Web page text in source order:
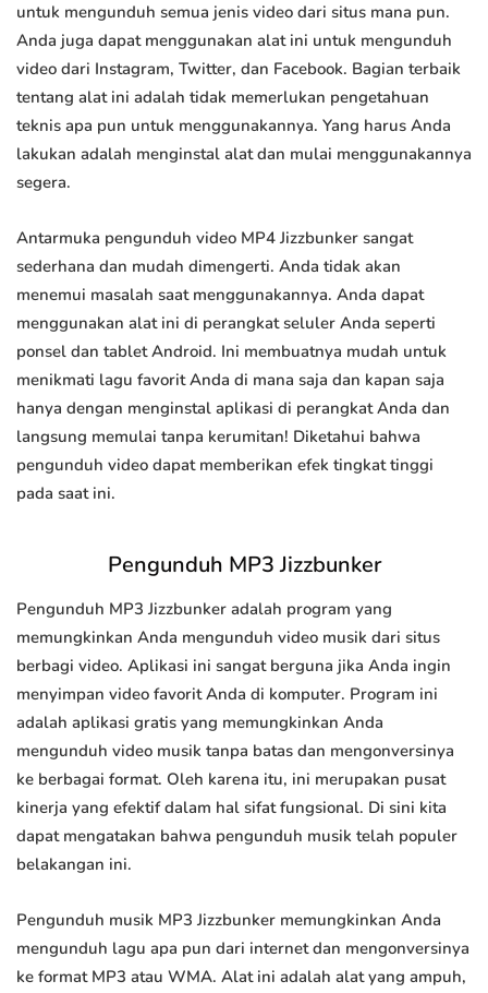
untuk mengunduh semua jenis video dari situs mana pun.
Anda juga dapat menggunakan alat ini untuk mengunduh
video dari Instagram, Twitter, dan Facebook. Bagian terbaik
tentang alat ini adalah tidak memerlukan pengetahuan
teknis apa pun untuk menggunakannya. Yang harus Anda
lakukan adalah menginstal alat dan mulai menggunakannya
segera.
Antarmuka pengunduh video MP4 Jizzbunker sangat
sederhana dan mudah dimengerti. Anda tidak akan
menemui masalah saat menggunakannya. Anda dapat
menggunakan alat ini di perangkat seluler Anda seperti
ponsel dan tablet Android. Ini membuatnya mudah untuk
menikmati lagu favorit Anda di mana saja dan kapan saja
hanya dengan menginstal aplikasi di perangkat Anda dan
langsung memulai tanpa kerumitan! Diketahui bahwa
pengunduh video dapat memberikan efek tingkat tinggi
pada saat ini.
Pengunduh MP3 Jizzbunker
Pengunduh MP3 Jizzbunker adalah program yang
memungkinkan Anda mengunduh video musik dari situs
berbagi video. Aplikasi ini sangat berguna jika Anda ingin
menyimpan video favorit Anda di komputer. Program ini
adalah aplikasi gratis yang memungkinkan Anda
mengunduh video musik tanpa batas dan mengonversinya
ke berbagai format. Oleh karena itu, ini merupakan pusat
kinerja yang efektif dalam hal sifat fungsional. Di sini kita
dapat mengatakan bahwa pengunduh musik telah populer
belakangan ini.
Pengunduh musik MP3 Jizzbunker memungkinkan Anda
mengunduh lagu apa pun dari internet dan mengonversinya
ke format MP3 atau WMA. Alat ini adalah alat yang ampuh,